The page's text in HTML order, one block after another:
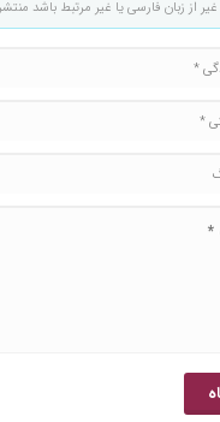
از زبان فارسی یا غیر مرتبط باشد